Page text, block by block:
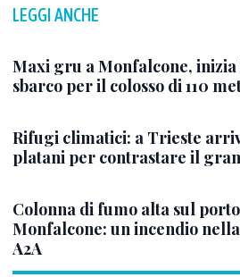
LEGGI ANCHE
Maxi gru a Monfalcone,
sbarco per il colosso di 110
Rifugi climatici: a Trieste
platani per contrastare il
Colonna di fumo alta sul
Monfalcone: un incendio
A2A